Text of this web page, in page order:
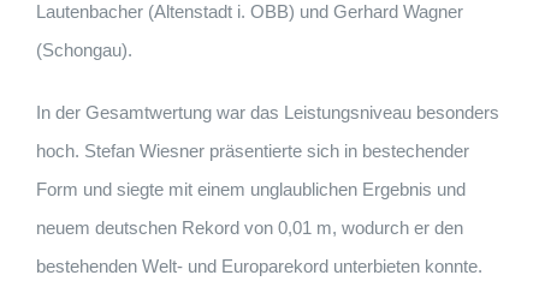
Lautenbacher (Altenstadt i. OBB) und Gerhard Wagner
(Schongau).
In der Gesamtwertung war das Leistungsniveau besonders
hoch. Stefan Wiesner präsentierte sich in bestechender
Form und siegte mit einem unglaublichen Ergebnis und
neuem deutschen Rekord von 0,01 m, wodurch er den
bestehenden Welt- und Europarekord unterbieten konnte.